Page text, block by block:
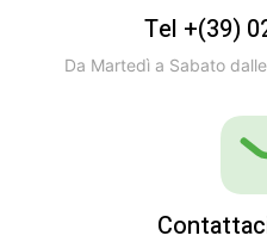
Tel +(39)
Da Martedì a Sabato